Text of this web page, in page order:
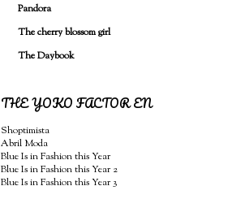
Pandora
The cherry blossom girl
The Daybook
THE YOKO FACTOR EN
Shoptimista
Abril Moda
Blue Is in Fashion this Year
Blue Is in Fashion this Year 2
Blue Is in Fashion this Year 3